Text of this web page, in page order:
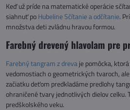
Keď už príde na matematické operácie
siahnuť poHubeline Sčítanie a odčítanie.
množstva deti zvládnu hravou formou.
Farebný drevený hlavolam pre
Farebný tangram z drevaje pomôcka,
vedomostiach o geometrických tvaroch,
začiatku deťom predkladáme predlohy
ohraničené tvary jednotlivých dielov celku.
predškolského veku.